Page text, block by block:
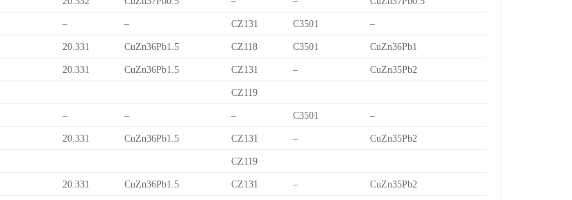
– – CZ131 C3501 –
20.331 CuZn36Pb1.5 CZ118 C3501 CuZn36Pb1
20.331 CuZn36Pb1.5 CZ131 – CuZn35Pb2
CZ119
– – – C3501 –
20.331 CuZn36Pb1.5 CZ131 – CuZn35Pb2
CZ119
20.331 CuZn36Pb1.5 CZ131 – CuZn35Pb2